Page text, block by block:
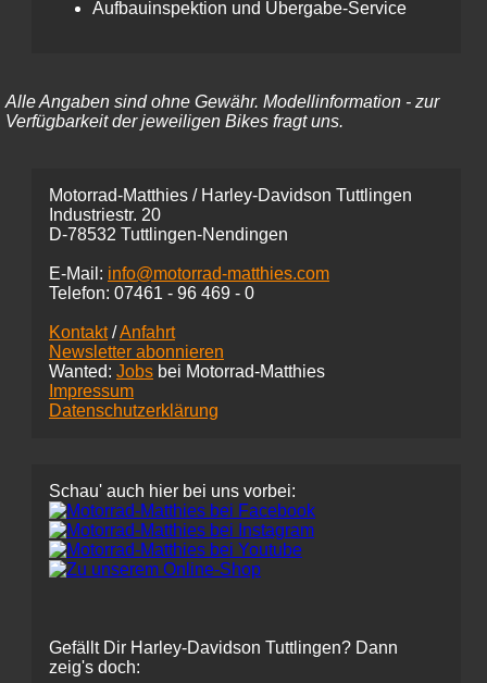
Aufbauinspektion und Übergabe-Service
Alle Angaben sind ohne Gewähr. Modellinformation - zur
Verfügbarkeit der jeweiligen Bikes fragt uns.
Motorrad-Matthies / Harley-Davidson Tuttlingen
Industriestr. 20
D-78532 Tuttlingen-Nendingen
E-Mail: info@motorrad-matthies.com
Telefon: 07461 - 96 469 - 0
Kontakt/Anfahrt
Newsletter abonnieren
Wanted: Jobs bei Motorrad-Matthies
Impressum
Datenschutzerklärung
Schau' auch hier bei uns vorbei:
Gefällt Dir Harley-Davidson Tuttlingen? Dann
zeig's doch: